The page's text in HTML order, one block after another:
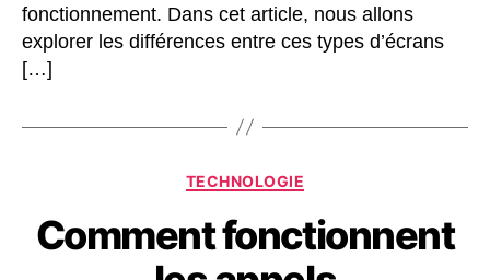
fonctionnement. Dans cet article, nous allons
explorer les différences entre ces types d’écrans
[…]
Catégories
TECHNOLOGIE
Comment fonctionnent